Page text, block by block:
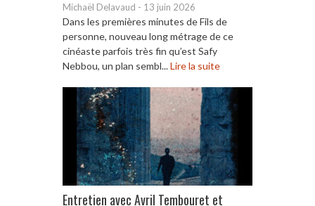
Michaël Delavaud - 13 juin 2026
Dans les premières minutes de Fils de
personne, nouveau long métrage de ce
cinéaste parfois très fin qu’est Safy
Nebbou, un plan sembl...Lire la suite
Entretien avec Avril Tembouret et